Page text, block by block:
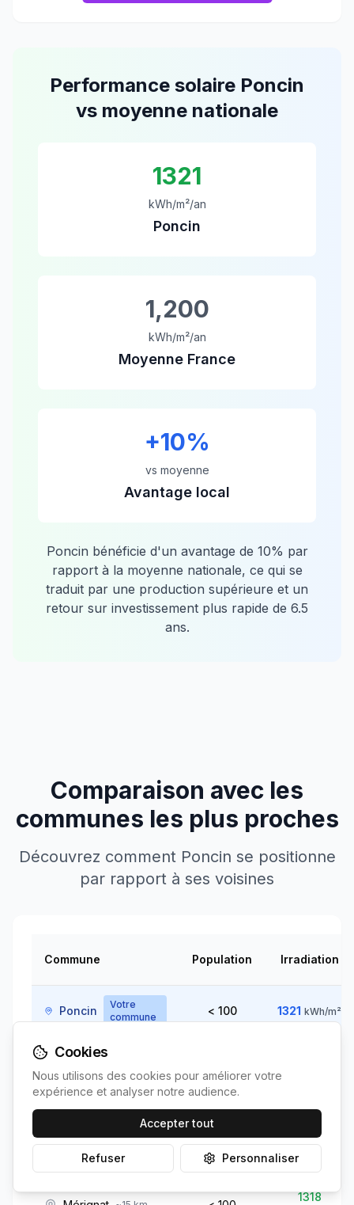
Performance solaire Poncin
vs moyenne nationale
1321
kWh/m²/an
Poncin
1,200
kWh/m²/an
Moyenne France
+10%
vs moyenne
Avantage local
Poncin bénéficie d'un avantage de 10% par
rapport à la moyenne nationale, ce qui se
traduit par une production supérieure et un
retour sur investissement plus rapide de 6.5
ans.
Comparaison avec les
communes les plus proches
Découvrez comment Poncin se positionne
par rapport à ses voisines
Commune Population Irradiation
Poncin
Votre
commune
< 100 1321 kWh/m²
Saint-Alban km < 100
Ain
~ 10
km
< 100
↘ kWh/m²
1318
Cookies
Nous utilisons des cookies pour améliorer votre
expérience et analyser notre audience.
Accepter tout
Refuser Personnaliser